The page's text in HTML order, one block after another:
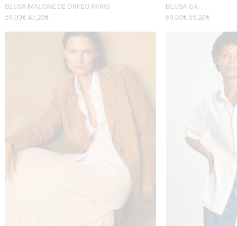
BLUSA MALONE DE ORFEO PARIS
59,00€47,20€
BLUSA GA
69,00€ 55,20€